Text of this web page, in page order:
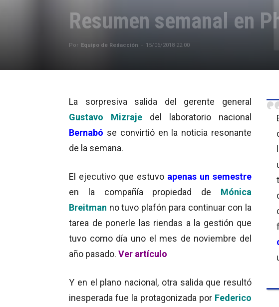
Resumen semanal en
Por Equipo de Redacción - 15/06/2018 22:00
La sorpresiva salida del gerente general
Gustavo Mizraje del laboratorio nacional
Bernabó se convirtió en la noticia resonante
de la semana.
El ejecutivo que estuvo apenas un semestre
en la compañía propiedad de Mónica
Breitman no tuvo plafón para continuar con la
tarea de ponerle las riendas a la gestión que
tuvo como día uno el mes de noviembre del
año pasado. Ver artículo
Y en el plano nacional, otra salida que resultó
inesperada fue la protagonizada por Federico